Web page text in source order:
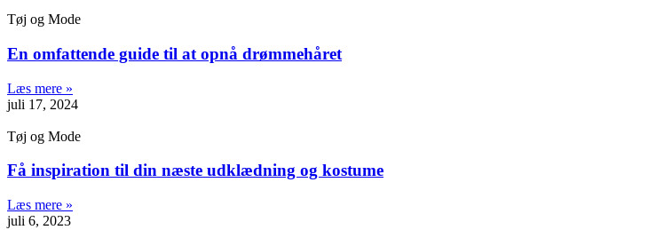
Tøj og Mode
En omfattende guide til at opnå drømmehåret
Læs mere »
juli 17, 2024
Tøj og Mode
Få inspiration til din næste udklædning og kostume
Læs mere »
juli 6, 2023